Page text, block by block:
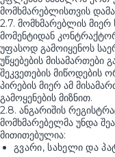
მომხმარებლისთვის
2.7. მომხმარებლის მიერ
მომენტიდან
უფასოდ გამოიყენოს
უწყებების მისამართები
შეკვეთების მიწოდების
პირების მიერ ამ
გამოყენების მიზნით.
2.8. ანგარიშის
მომხმარებელმა უნდა
მითითებულია:
გვარი, სახელი და